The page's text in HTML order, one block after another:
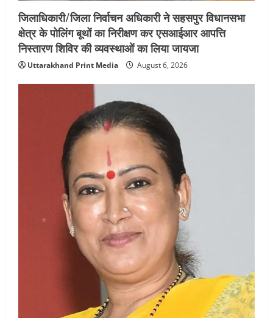
जिलाधिकारी/जिला निर्वाचन अधिकारी ने सहसपुर विधानसभा
क्षेत्र के पोलिंग बूथों का निरीक्षण कर एसआईआर आपत्ति
निस्तारण शिविर की व्यवस्थाओं का लिया जायजा
Uttarakhand Print Media August 6, 2026